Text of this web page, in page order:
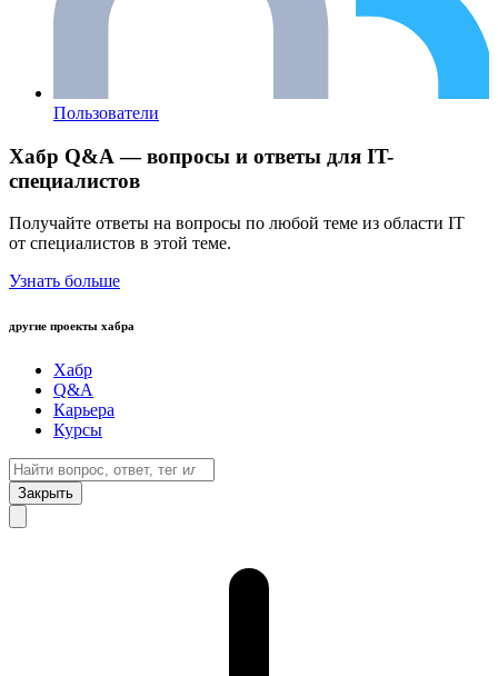
Пользователи
Хабр Q&A — вопросы и ответы для IT-
специалистов
Получайте ответы на вопросы по любой теме из области IT
от специалистов в этой теме.
Узнать больше
другие проекты хабра
Хабр
Q&A
Карьера
Курсы
Закрыть